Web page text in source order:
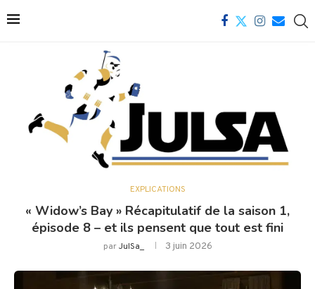
EXPLICATIONS
« Widow’s Bay » Récapitulatif de la saison 1,
épisode 8 – et ils pensent que tout est fini
parJulSa_ 3 juin 2026